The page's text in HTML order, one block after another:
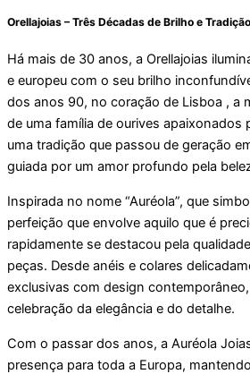
Orellajoias – Três Décadas de Brilho e
Há mais de 30 anos, a Orellajoias
e europeu com o seu brilho
dos anos 90, no coração de Lisboa , a
de uma família de ourives apaixonados
uma tradição que passou de geração
guiada por um amor profundo pela
Inspirada no nome “Auréola”, que
perfeição que envolve aquilo que é
rapidamente se destacou pela
peças. Desde anéis e colares
exclusivas com design
celebração da elegância e do detalhe.
Com o passar dos anos, a Auréola
presença para toda a Europa,